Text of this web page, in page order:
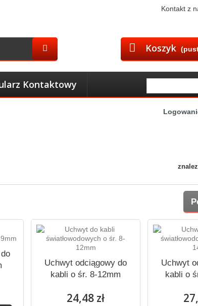
Kontakt z
Koszyk
Kontaktowy
Uchwyt odciągowy do
kabli o śr. 8-12mm
24,48 zł
Uchwyt
kabli o